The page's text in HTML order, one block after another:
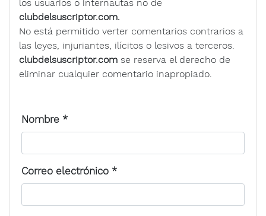
los usuarios o internautas no de
clubdelsuscriptor.com.
No está permitido verter comentarios contrarios a
las leyes, injuriantes, ilícitos o lesivos a terceros.
clubdelsuscriptor.com se reserva el derecho de
eliminar cualquier comentario inapropiado.
Nombre *
Correo electrónico *